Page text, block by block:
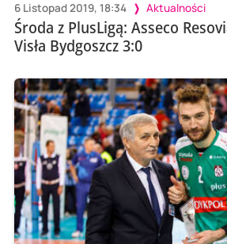
6 Listopad 2019, 18:34 Aktualności
Środa z PlusLigą: Asseco
Visła Bydgoszcz 3:0